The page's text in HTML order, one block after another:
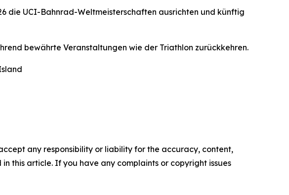
die UCI-Bahnrad-Weltmeisterschaften ausrichten und künftig
bewährte Veranstaltungen wie der Triathlon zurückkehren.
any responsibility or liability for the accuracy, content,
this article. If you have any complaints or copyright issues